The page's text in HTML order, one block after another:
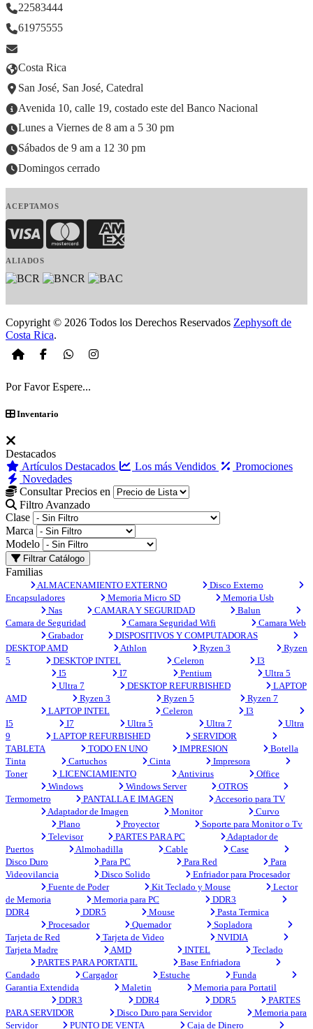
22583444
61975555
Costa Rica
San José, San José, Catedral
Avenida 10, calle 19, costado este del Banco Nacional
Lunes a Viernes de 8 am a 5 30 pm
Sábados de 9 am a 12 30 pm
Domingos cerrado
ACEPTAMOS
Visa MasterCardAmerican Express
ALIADOS
Copyright © 2026 Todos los Derechos Reservados Zephysoft de
Costa Rica.
Por Favor Espere...
Inventario
Destacados
Artículos Destacados
Los más Vendidos
Promociones
Novedades
Consultar Precios en
Filtro Avanzado
Clase
Marca
Modelo
Filtrar Catálogo
Familias
ALMACENAMIENTO EXTERNO
Disco Externo
Encapsuladores
Memoria Micro SD
Memoria Usb
Nas
CAMARA Y SEGURIDAD
Balun
Camara de Seguridad
Camara Seguridad Wifi
Camara Web
Grabador
DISPOSITIVOS Y COMPUTADORAS
DESKTOP AMD
Athlon Ryzen 3
Ryzen
5
DESKTOP INTEL Celeron
I3
I5
I7 Pentium
Ultra 5
Ultra 7
DESKTOP REFURBISHED
LAPTOP
AMD
Ryzen 3 Ryzen 5
Ryzen 7
LAPTOP INTEL
Celeron
I3
I5
I7 Ultra 5 Ultra 7
Ultra
9
LAPTOP REFURBISHED
SERVIDOR
TABLETA
TODO EN UNO IMPRESION
Botella
Tinta
Cartuchos Cinta
Impresora
Toner
LICENCIAMIENTO Antivirus
Office
Windows
Windows Server
OTROS
Termometro
PANTALLA E IMAGEN
Accesorio para TV
Adaptador de Imagen
Monitor
Curvo
Plano
Proyector
Soporte para Monitor o Tv
Televisor
PARTES PARA PC
Adaptador de
Puertos
Almohadilla Cable
Case
Disco Duro
Para PC Para Red
Para
Videovilancia
Disco Solido
Enfriador para Procesador
Fuente de Poder
Kit Teclado y Mouse
Lector
de Memoria
Memoria para PC
DDR3
DDR4
DDR5 Mouse
Pasta Termica
Procesador
Quemador
Sopladora
Tarjeta de Red
Tarjeta de Video
NVIDIA
Tarjeta Madre
AMD INTEL
Teclado
PARTES PARA PORTATIL
Base Enfriadora
Candado
Cargador Estuche
Funda
Garantia Extendida
Maletin
Memoria para Portatil
DDR3
DDR4 DDR5
PARTES
PARA SERVIDOR
Disco Duro para Servidor
Memoria para
Servidor
PUNTO DE VENTA Caja de Dinero